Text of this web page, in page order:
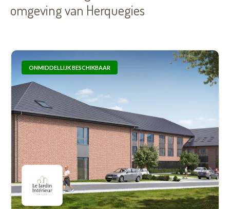
omgeving van Herquegies
ONMIDDELLIJK BESCHIKBAAR